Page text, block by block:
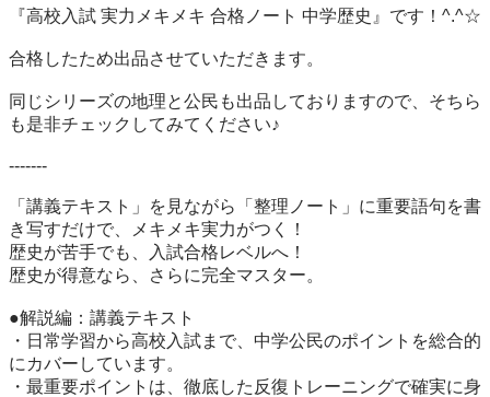
『高校入試 実力メキメキ 合格ノート 中学歴史』です！^.^☆
合格したため出品させていただきます。
同じシリーズの地理と公民も出品しておりますので、そちら
も是非チェックしてみてください♪
-------
「講義テキスト」を見ながら「整理ノート」に重要語句を書
き写すだけで、メキメキ実力がつく！
歴史が苦手でも、入試合格レベルへ！
歴史が得意なら、さらに完全マスター。
●解説編：講義テキスト
・日常学習から高校入試まで、中学公民のポイントを総合的
にカバーしています。
・最重要ポイントは、徹底した反復トレーニングで確実に身